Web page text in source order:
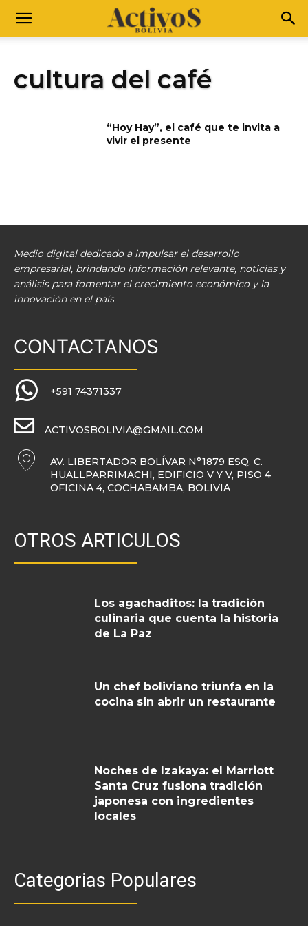
cultura del café
“Hoy Hay”, el café que te invita a
vivir el presente
Medio digital dedicado a impulsar el desarrollo
empresarial, brindando información relevante, noticias y
análisis para fomentar el crecimiento económico y la
innovación en el país
CONTACTANOS
+591 74371337
ACTIVOSBOLIVIA@GMAIL.COM
AV. LIBERTADOR BOLÍVAR N°1879 ESQ. C.
HUALLPARRIMACHI, EDIFICIO V Y V, PISO 4
OFICINA 4, COCHABAMBA, BOLIVIA
OTROS ARTICULOS
Los agachaditos: la tradición
culinaria que cuenta la historia
de La Paz
Un chef boliviano triunfa en la
cocina sin abrir un restaurante
Noches de Izakaya: el Marriott
Santa Cruz fusiona tradición
japonesa con ingredientes
locales
Categorias Populares